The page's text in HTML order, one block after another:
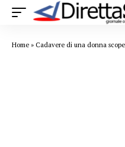
Home » Cadavere di una donna